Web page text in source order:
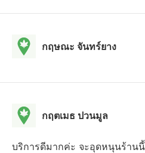
กฤษณะ จันทร์ยาง
กฤตเมธ ปวนมูล
บริการดีมากค่ะ จะอุดหนุนร้านนี้